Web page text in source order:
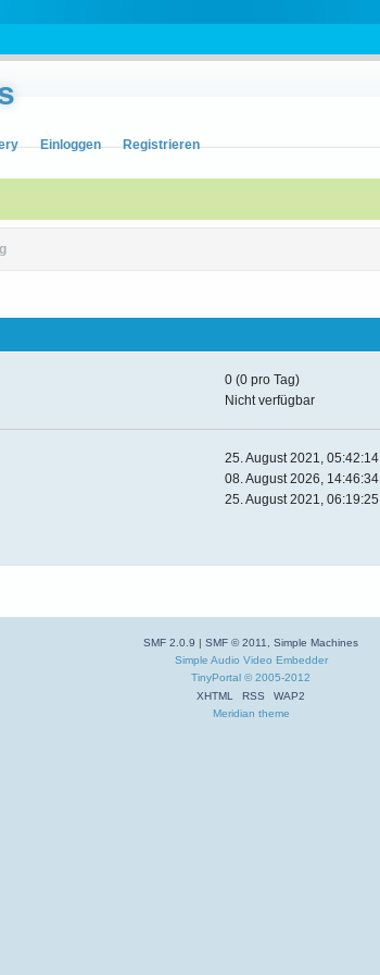
Einloggen Registrieren
0 (0 pro Tag)
Nicht verfügbar
25. August 2021, 05:42:14
08. August 2026, 14:46:34
25. August 2021, 06:19:25
SMF 2.0.9 |SMF © 2011,Simple Machines
Simple Audio Video Embedder
TinyPortal © 2005-2012
XHTML
RSS
WAP2
Meridian theme